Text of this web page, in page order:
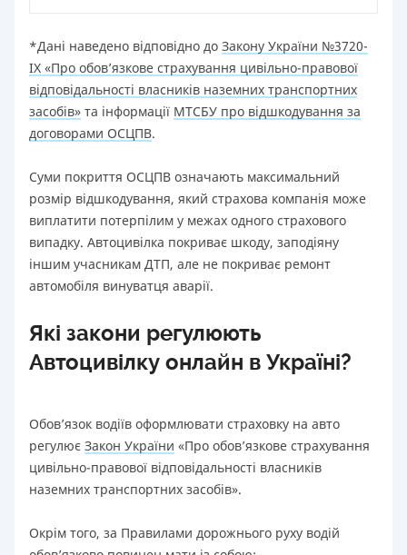
*Дані наведено відповідно до Закону України №3720-
IX «Про обов’язкове страхування цивільно-правової
відповідальності власників наземних транспортних
засобів» та інформації МТСБУ про відшкодування за
договорами ОСЦПВ.
Суми покриття ОСЦПВ означають максимальний
розмір відшкодування, який страхова компанія може
виплатити потерпілим у межах одного страхового
випадку. Автоцивілка покриває шкоду, заподіяну
іншим учасникам ДТП, але не покриває ремонт
автомобіля винуватця аварії.
Які закони регулюють
Автоцивілку онлайн в Україні?
Обов’язок водіїв оформлювати страховку на авто
регулює Закон України «Про обов’язкове страхування
цивільно-правової відповідальності власників
наземних транспортних засобів».
Окрім того, за Правилами дорожнього руху водій